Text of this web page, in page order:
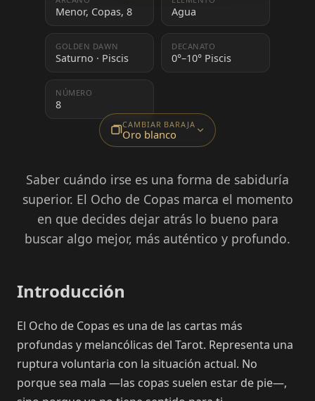
Menor, Copas, 8 Agua
GOLDEN DAWN
Saturno · Piscis
DECANATO
0°–10° Piscis
NÚMERO
8
CAMBIAR BARAJA
Oro blanco
Saber cuándo irse es una forma de sabiduría
superior. El Ocho de Copas marca el momento
en que decides dejar atrás lo bueno para
buscar algo mejor, más auténtico y profundo.
Introducción
El Ocho de Copas es una de las cartas más
profundas y melancólicas del Tarot. Representa una
ruptura voluntaria con la situación actual. No
porque sea mala —las copas suelen estar de pie—,